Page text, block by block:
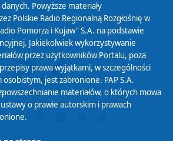
Publicznej
Powyższe materiały
Polskie Radio Regionalną Rozgłośnię w
Pomorza i Kujaw” S.A. na podstawie
Jakiekolwiek wykorzystywanie
przez użytkowników Portalu, poza
prawa wyjątkami, w szczególności
jest zabronione. PAP S.A.
materiałów, o których mowa
o prawie autorskim i prawach